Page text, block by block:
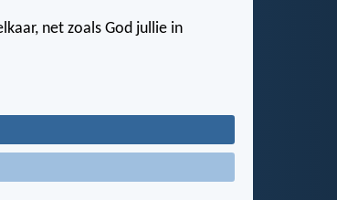
net zoals God jullie in